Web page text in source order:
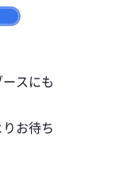
スにも
お待ち